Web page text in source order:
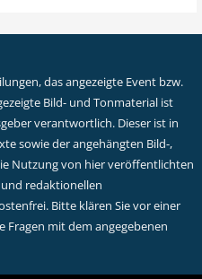
das angezeigte Event bzw.
Bild- und Tonmaterial ist
verantwortlich. Dieser ist in
sowie der angehängten Bild-,
Nutzung von hier veröffentlichten
redaktionellen
Bitte klären Sie vor einer
mit dem angegebenen